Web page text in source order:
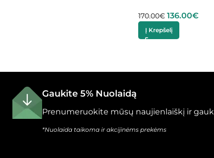
170.00€ 136.00€
Į Krepšelį
Gaukite 5% Nuolaidą
Prenumeruokite mūsų naujienlaiškį ir
*Nuolaida taikoma ir akcijinėms prekėms